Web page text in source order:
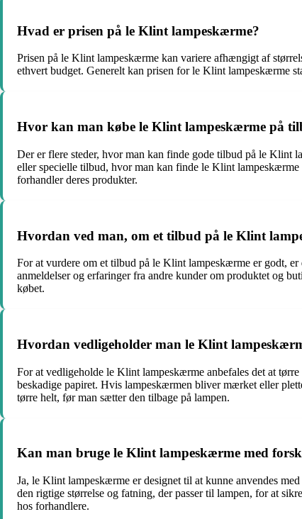
Hvad er prisen på le Klint lampeskærme?
Prisen på le Klint lampeskærme kan variere afhængigt af
ethvert budget. Generelt kan prisen for le Klint lampeskærme
Hvor kan man købe le Klint lampeskærme på
Der er flere steder, hvor man kan finde gode tilbud på le Klint
eller specielle tilbud, hvor man kan finde le Klint
forhandler deres produkter.
Hvordan ved man, om et tilbud på le Klint
For at vurdere om et tilbud på le Klint lampeskærme er godt,
anmeldelser og erfaringer fra andre kunder om produktet og
købet.
Hvordan vedligeholder man le Klint
For at vedligeholde le Klint lampeskærme anbefales det at
beskadige papiret. Hvis lampeskærmen bliver mærket eller
tørre helt, før man sætter den tilbage på lampen.
Kan man bruge le Klint lampeskærme med
Ja, le Klint lampeskærme er designet til at kunne anvendes
den rigtige størrelse og fatning, der passer til lampen, for at
hos forhandlere.